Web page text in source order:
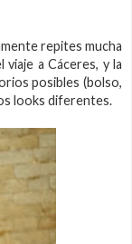
repites mucha
a Cáceres, y la
posibles (bolso,
looks diferentes.